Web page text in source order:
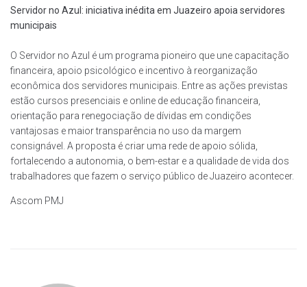
Servidor no Azul: iniciativa inédita em Juazeiro apoia servidores
municipais
O Servidor no Azul é um programa pioneiro que une capacitação
financeira, apoio psicológico e incentivo à reorganização
econômica dos servidores municipais. Entre as ações previstas
estão cursos presenciais e online de educação financeira,
orientação para renegociação de dívidas em condições
vantajosas e maior transparência no uso da margem
consignável. A proposta é criar uma rede de apoio sólida,
fortalecendo a autonomia, o bem-estar e a qualidade de vida dos
trabalhadores que fazem o serviço público de Juazeiro acontecer.
Ascom PMJ